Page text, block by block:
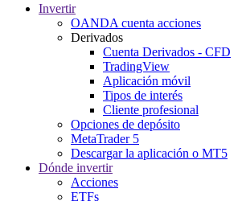
Invertir
OANDA cuenta acciones
Derivados
Cuenta Derivados - CFD
TradingView
Aplicación móvil
Tipos de interés
Cliente profesional
Opciones de depósito
MetaTrader 5
Descargar la aplicación o MT5
Dónde invertir
Acciones
ETFs